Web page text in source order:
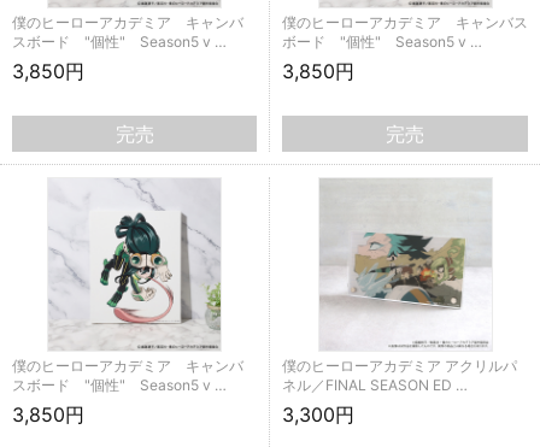
僕のヒーローアカデミア キャンバ
スボード "個性" Season5 v …
3,850円
完売
僕のヒーローアカデミア キャンバス
ボード "個性" Season5 v …
3,850円
完売
僕のヒーローアカデミア キャンバ
スボード "個性" Season5 v …
3,850円
僕のヒーローアカデミア アクリルパ
ネル／FINAL SEASON ED …
3,300円